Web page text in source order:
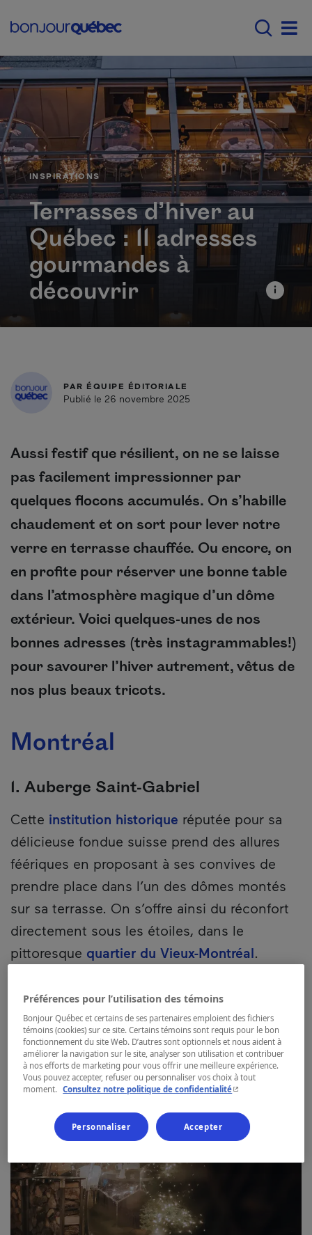
Main navigation -
CATÉGORIE
INSPIRATIONS
Terrasses d’hiver au
Québec : 11 adresses
gourmandes à
découvrir
PAR ÉQUIPE ÉDITORIALE
Publié le 26 novembre 2025
Aussi festif que résilient, on ne se laisse
pas facilement impressionner par
quelques flocons accumulés. On s’habille
chaudement et on sort pour lever notre
verre en terrasse chauffée. Ou encore, on
en profite pour réserver une bonne table
dans l’atmosphère magique d’un dôme
extérieur. Voici quelques-unes de nos
bonnes adresses (très instagrammables!)
pour savourer l’hiver autrement, vêtus de
nos plus beaux tricots.
Montréal
1. Auberge Saint-Gabriel
Cette institution historique réputée pour sa
délicieuse fondue suisse prend des allures
féériques en proposant à ses convives de
prendre place dans l’un des dômes montés
sur sa terrasse. On s’offre ainsi du réconfort
directement sous les étoiles, dans le
pittoresque quartier du Vieux-Montréal.
Préférences pour l’utilisation des témoins
Bonjour Québec et certains de ses partenaires emploient des fichiers
témoins (cookies) sur ce site. Certains témoins sont requis pour le bon
fonctionnement du site Web. D’autres sont optionnels et nous aident à
améliorer la navigation sur le site, analyser son utilisation et contribuer
à nos efforts de marketing pour vous offrir une meilleure expérience.
Vous pouvez accepter, refuser ou personnaliser vos choix à tout
moment.
Consultez notre politique de confidentialité- Cet hyperlien
Personnaliser Accepter